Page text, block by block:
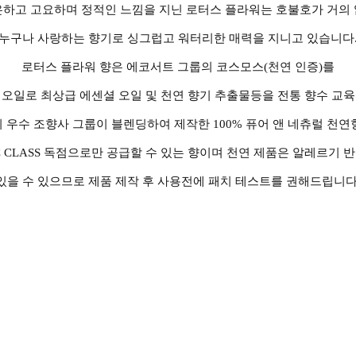
하고 고요하며 정적인 느낌을 지닌 로터스 플라워는 호불호가 거의
누구나 사랑하는 향기로 싱그럽고 워터리한 매력을 지니고 있습니다.
로터스 플라워 향은 에코서트 그룹의 코스모스(천연 인증)를
일로 최상급 에센셜 오일 및 천연 향기 추출물등을 전통 향수 교
우수 조향사 그룹이 블렌딩하여 제작한 100% 퓨어 앤 네츄럴 천연
CLASS 독점으로만 공급할 수 있는 향이며 천연 제품은 알레르기 반
을 수 있으므로 제품 제작 후 사용전에 패치 테스트를 권해드립니